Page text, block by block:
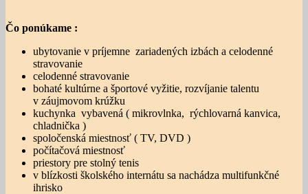
Čo ponúkame :
ubytovanie v príjemne zariadených izbách a celodenné
stravovanie
celodenné stravovanie
bohaté kultúrne a športové vyžitie, rozvíjanie talentu
v záujmovom krúžku
kuchynka vybavená ( mikrovlnka, rýchlovarná kanvica,
chladnička )
spoločenská miestnosť ( TV, DVD )
počítačová miestnosť
priestory pre stolný tenis
v blízkosti školského internátu sa nachádza multifunkčné
ihrisko